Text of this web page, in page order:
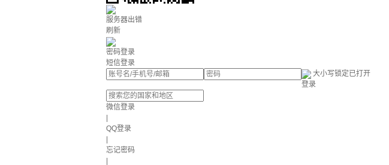
服务器出错
刷新
密码登录
短信登录
大小写锁定已打开
登录
微信登录
QQ登录
忘记密码